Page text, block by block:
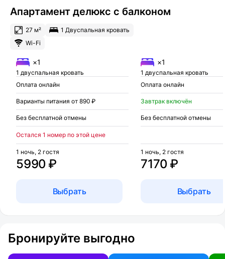
Апартамент делюкс с балконом
27 м²
1 Двуспальная кровать
Wi-Fi
×1
1 двуспальная кровать
Оплата онлайн
Варианты питания от 890 ₽
Без бесплатной отмены
Остался 1 номер по этой цене
5990 ₽
1 ночь, 2 гостя
Выбрать
×1
1 двуспальная кровать
Оплата онлайн
Завтрак включён
Без бесплатной отмены
7170 ₽
1 ночь, 2 гостя
Выбрать
Бронируйте выгодно